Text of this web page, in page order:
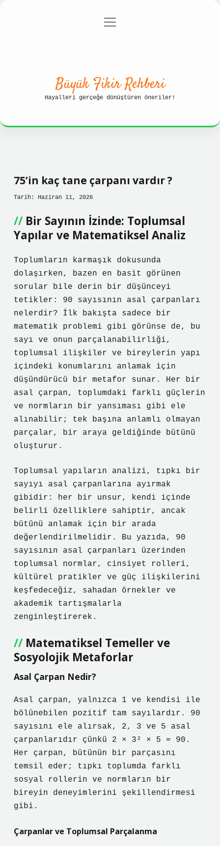
Gizlilik Politikası
menüyü
Büyük Fikir Rehberi
Hayalleri gerçeğe dönüştüren öneriler!
75’in kaç tane çarpanı vardır ?
Tarih: Haziran 11, 2026
Bir Sayının İzinde: Toplumsal
Yapılar ve Matematiksel Analiz
Toplumların karmaşık dokusunda
dolaşırken, bazen en basit görünen
sorular bile derin bir düşünceyi
tetikler: 90 sayısının asal çarpanları
nelerdir? İlk bakışta sadece bir
matematik problemi gibi görünse de, bu
sayı ve onun parçalanabilirliği,
toplumsal ilişkiler ve bireylerin yapı
içindeki konumlarını anlamak için
düşündürücü bir metafor sunar. Her bir
asal çarpan, toplumdaki farklı güçlerin
ve normların bir yansıması gibi ele
alınabilir; tek başına anlamlı olmayan
parçalar, bir araya geldiğinde bütünü
oluşturur.
Toplumsal yapıların analizi, tıpkı bir
sayıyı asal çarpanlarına ayırmak
gibidir: her bir unsur, kendi içinde
belirli özelliklere sahiptir, ancak
bütünü anlamak için bir arada
değerlendirilmelidir. Bu yazıda, 90
sayısının asal çarpanları üzerinden
toplumsal normlar, cinsiyet rolleri,
kültürel pratikler ve güç ilişkilerini
keşfedeceğiz, sahadan örnekler ve
akademik tartışmalarla
zenginleştirerek.
Matematiksel Temeller ve
Sosyolojik Metaforlar
Asal Çarpan Nedir?
Asal çarpan, yalnızca 1 ve kendisi ile
bölünebilen pozitif tam sayılardır. 90
sayısını ele alırsak, 2, 3 ve 5 asal
çarpanlarıdır çünkü 2 × 3² × 5 = 90.
Her çarpan, bütünün bir parçasını
temsil eder; tıpkı toplumda farklı
sosyal rollerin ve normların bir
bireyin deneyimlerini şekillendirmesi
gibi.
Çarpanlar ve Toplumsal Parçalanma